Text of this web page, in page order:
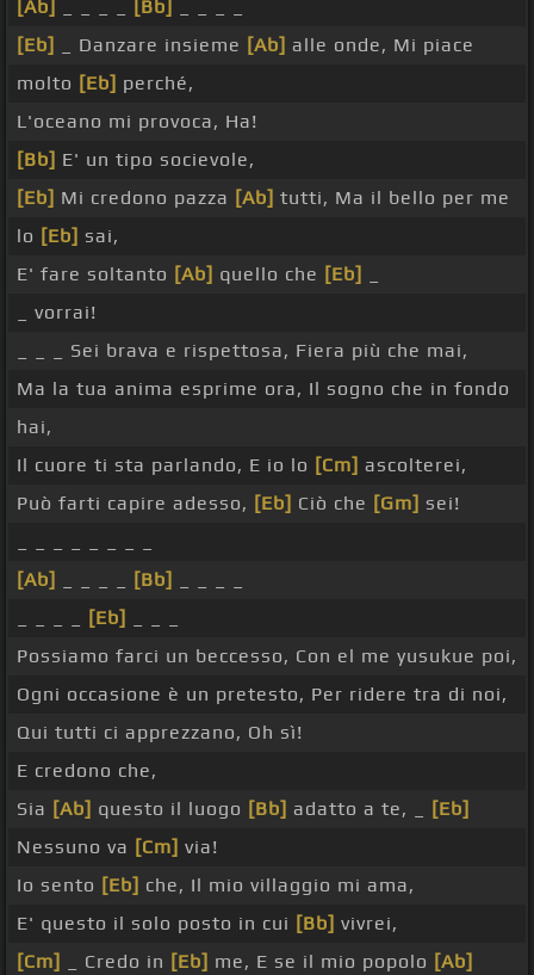
[Ab] [Bb]
[Eb]
_ Danzare insieme [Ab] alle onde, Mi piace
molto [Eb] perché,
L'oceano mi provoca, Ha!
[Bb] E' un tipo socievole,
[Eb] Mi credono pazza [Ab] tutti, Ma il bello per me
lo [Eb] sai,
E' fare soltanto [Ab] quello che [Eb]
_ vorrai!
_ _ _ Sei brava e rispettosa, Fiera più che mai,
Ma la tua anima esprime ora, Il sogno che in fondo
hai,
Il cuore ti sta parlando, E io lo [Cm] ascolterei,
Può farti capire adesso, [Eb] Ciò che [Gm] sei!
[Ab]
[Bb]
[Eb]
Possiamo farci un beccesso, Con el me yusukue poi,
Ogni occasione è un pretesto, Per ridere tra di noi,
Qui tutti ci apprezzano, Oh sì!
E credono che,
Sia [Ab] questo il luogo [Bb] adatto a te, _
[Eb]
Nessuno va [Cm] via!
Io sento [Eb] che, Il mio villaggio mi ama,
E' questo il solo posto in cui [Bb] vivrei,
[Cm]
_ Credo in [Eb] me, E se il mio popolo [Ab]